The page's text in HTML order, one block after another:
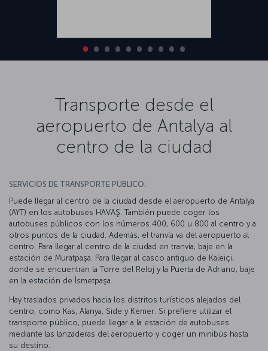
Transporte desde el
aeropuerto de Antalya al
centro de la ciudad
SERVICIOS DE TRANSPORTE PÚBLICO:
Puede llegar al centro de la ciudad desde el aeropuerto de Antalya
(AYT) en los autobuses HAVAŞ. También puede coger los
autobuses públicos con los números 400, 600 u 800 al centro y a
otros puntos de la ciudad. Además, el tranvía va del aeropuerto al
centro. Para llegar al centro de la ciudad en tranvía, baje en la
estación de Muratpaşa. Para llegar al casco antiguo de Kaleiçi,
donde se encuentran la Torre del Reloj y la Puerta de Adriano, baje
en la estación de İsmetpaşa.
Hay traslados privados hacia los distritos turísticos alejados del
centro, como Kas, Alanya, Side y Kemer. Si prefiere utilizar el
transporte público, puede llegar a la estación de autobuses
mediante las lanzaderas del aeropuerto y coger un minibús hasta
su destino.